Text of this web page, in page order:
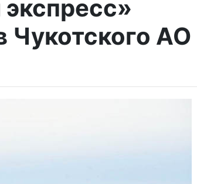
Чукотского АО